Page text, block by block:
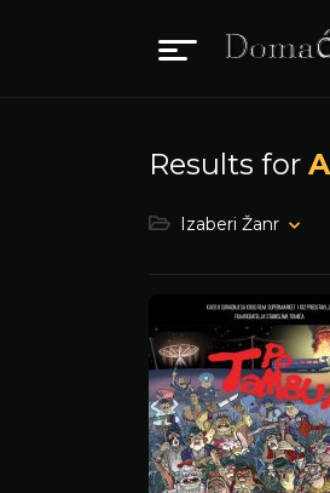
Results for
Izaberi Žanr